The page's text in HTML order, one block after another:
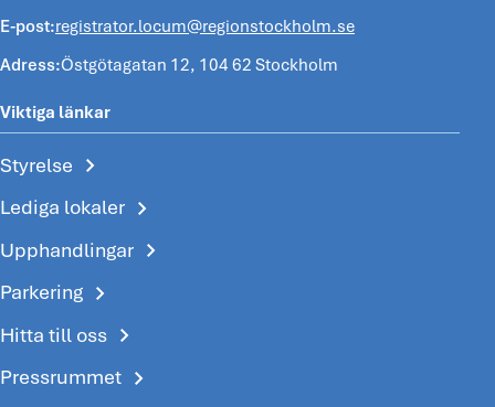
E-post:registrator.locum@regionstockholm.se
Adress:Östgötagatan 12, 104 62 Stockholm
Viktiga länkar
Styrelse chevron_right
Lediga lokaler chevron_right
Upphandlingar chevron_right
Parkering chevron_right
Hitta till oss chevron_right
Pressrummet chevron_right